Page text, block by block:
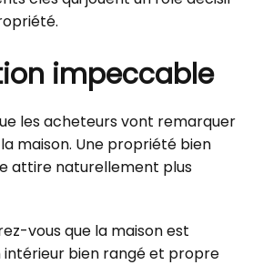
impeccable
les acheteurs vont remarquer
maison. Une propriété bien
attire naturellement plus
vous que la maison est
intérieur bien rangé et propre